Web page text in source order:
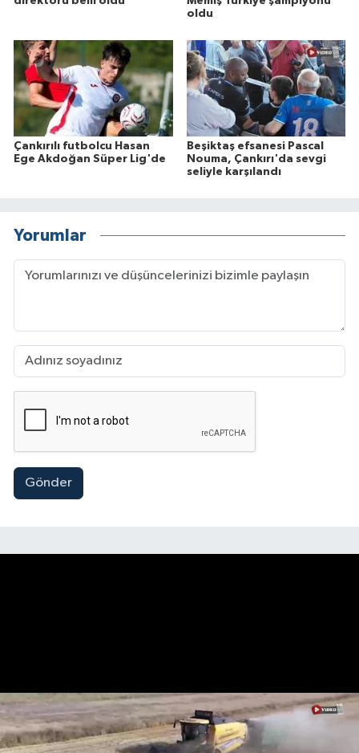
oldu
Çankırılı futbolcu Hasan
Ege Akdoğan Süper Lig'de
Beşiktaş efsanesi Pascal
Nouma, Çankırı'da sevgi
seliyle karşılandı
Yorumlar
Gönder